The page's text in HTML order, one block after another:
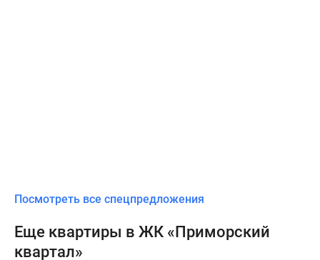
Посмотреть все спецпредложения
Еще квартиры в ЖК «Приморский
квартал»